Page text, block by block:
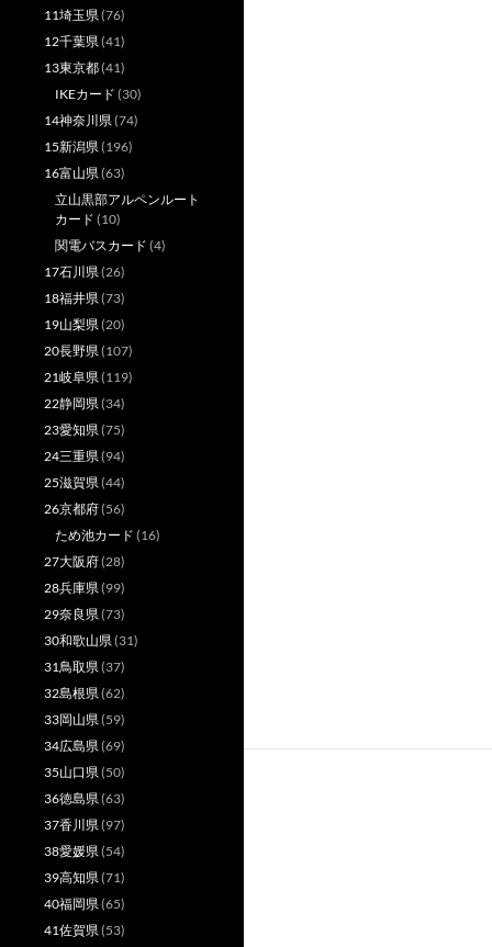
11埼玉県(76)
12千葉県(41)
13東京都(41)
IKEカード (30)
14神奈川県(74)
15新潟県(196)
16富山県(63)
立山黒部アルペンルート
カード (10)
関電バスカード (4)
17石川県(26)
18福井県(73)
19山梨県(20)
20長野県(107)
21岐阜県(119)
22静岡県(34)
23愛知県(75)
24三重県(94)
25滋賀県(44)
26京都府(56)
ため池カード (16)
27大阪府(28)
28兵庫県(99)
29奈良県(73)
30和歌山県(31)
31鳥取県(37)
32島根県(62)
33岡山県(59)
34広島県(69)
35山口県(50)
36徳島県(63)
37香川県(97)
38愛媛県(54)
39高知県(71)
40福岡県(65)
41佐賀県(53)